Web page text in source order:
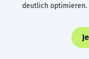
deutlich optimieren.